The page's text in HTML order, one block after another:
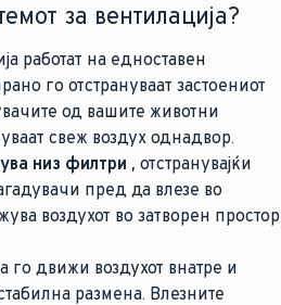
за вентилација?
работат на едноставен
го отстрануваат застоениот
од вашите животни
свеж воздух однадвор.
низ филтри , отстранувајќи
пред да влезе во
воздухот во затворен простор
го движи воздухот внатре и
размена. Влезните